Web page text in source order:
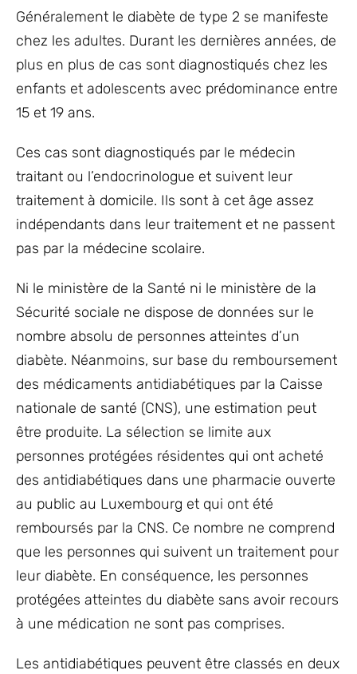
Généralement le diabète de type 2 se manifeste
chez les adultes. Durant les dernières années, de
plus en plus de cas sont diagnostiqués chez les
enfants et adolescents avec prédominance entre
15 et 19 ans.
Ces cas sont diagnostiqués par le médecin
traitant ou l’endocrinologue et suivent leur
traitement à domicile. Ils sont à cet âge assez
indépendants dans leur traitement et ne passent
pas par la médecine scolaire.
Ni le ministère de la Santé ni le ministère de la
Sécurité sociale ne dispose de données sur le
nombre absolu de personnes atteintes d’un
diabète. Néanmoins, sur base du remboursement
des médicaments antidiabétiques par la Caisse
nationale de santé (CNS), une estimation peut
être produite. La sélection se limite aux
personnes protégées résidentes qui ont acheté
des antidiabétiques dans une pharmacie ouverte
au public au Luxembourg et qui ont été
remboursés par la CNS. Ce nombre ne comprend
que les personnes qui suivent un traitement pour
leur diabète. En conséquence, les personnes
protégées atteintes du diabète sans avoir recours
à une médication ne sont pas comprises.
Les antidiabétiques peuvent être classés en deux